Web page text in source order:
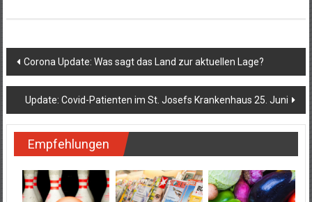
Beitragsnavigation
Corona Update: Was sagt das Land zur aktuellen Lage?
Update: Covid-Patienten im St. Josefs Krankenhaus 25. Juni
Empfehlungen